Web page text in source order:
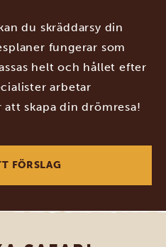
du skräddarsy din
fungerar som
helt och hållet efter
arbetar
skapa din drömresa!
FÖRSLAG